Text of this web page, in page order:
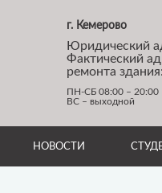
г. Кемерово
Юридический
Фактический
ремонта
ПН-СБ 08:00 – 20:00
ВС – выходной
НОВОСТИ